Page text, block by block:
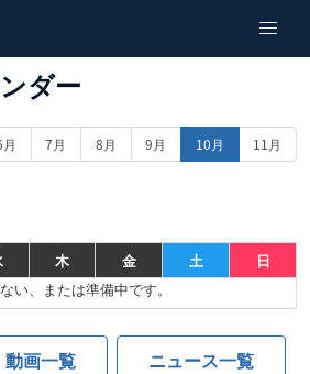
ダー
7月 8月 9月 10月 11月
木 金 土
日
い、または準備中です。
動画一覧 ニュース一覧